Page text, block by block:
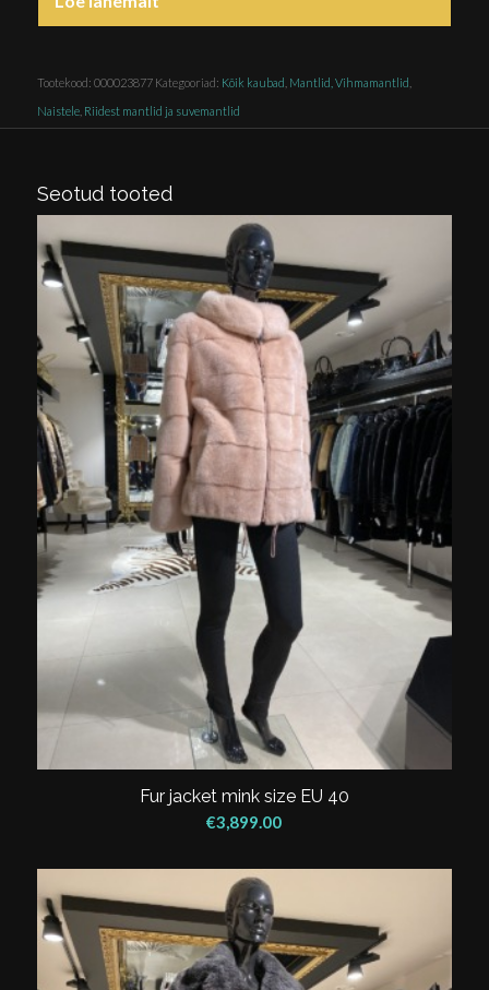
Tootekood: 000023877 Kategooriad: Kõik kaubad Mantlid, Vihmamantlid
Naistele, Riidest mantlid ja suvemantlid
Seotud tooted
Fur jacket mink size EU 40
€3,899.00